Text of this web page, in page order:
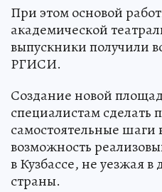
При этом основой
академической
выпускники получили
РГИСИ.
Создание новой
специалистам сделать
самостоятельные шаги
возможность
в Кузбассе, не уезжая в
страны.